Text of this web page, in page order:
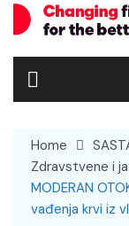
Home
Zdravstvene i
MODERAN
vađenja krvi iz